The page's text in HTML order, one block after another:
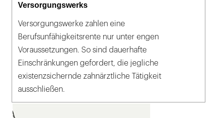
Versorgungswerks
Versorgungswerke zahlen eine
Berufsunfähigkeitsrente nur unter engen
Voraussetzungen. So sind dauerhafte
Einschränkungen gefordert, die jegliche
existenzsichernde zahnärztliche Tätigkeit
ausschließen.